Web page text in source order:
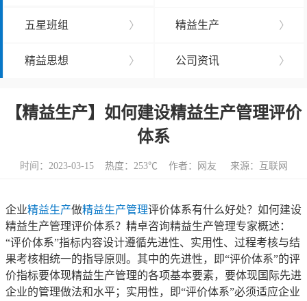
五星班组 〉 精益生产 〉
精益思想 〉 公司资讯 〉
【精益生产】如何建设精益生产管理评价
体系
时间：2023-03-15 热度： 253℃ 作者：网友 来源：互联网
企业精益生产做精益生产管理评价体系有什么好处？如何建设
精益生产管理评价体系？精卓咨询精益生产管理专家概述：
“评价体系”指标内容设计遵循先进性、实用性、过程考核与结
果考核相统一的指导原则。其中的先进性，即“评价体系”的评
价指标要体现精益生产管理的各项基本要素，要体现国际先进
企业的管理做法和水平；实用性，即“评价体系”必须适应企业